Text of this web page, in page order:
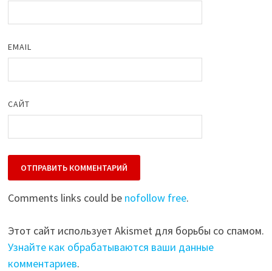
EMAIL
САЙТ
Comments links could be nofollow free.
Этот сайт использует Akismet для борьбы со спамом.
Узнайте как обрабатываются ваши данные
комментариев.